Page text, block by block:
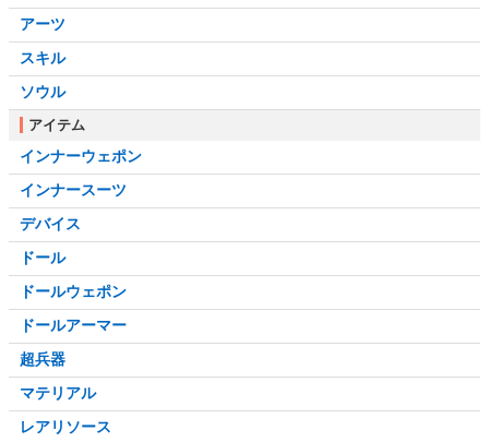
アーツ
スキル
ソウル
アイテム
インナーウェポン
インナースーツ
デバイス
ドール
ドールウェポン
ドールアーマー
超兵器
マテリアル
レアリソース